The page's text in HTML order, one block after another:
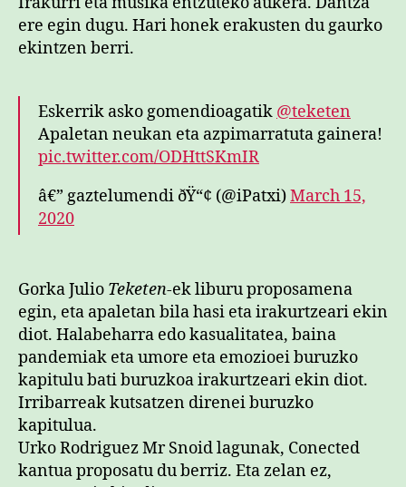
ere egin dugu. Hari honek erakusten du gaurko
ekintzen berri.
Eskerrik asko gomendioagatik @teketen
Apaletan neukan eta azpimarratuta gainera!
pic.twitter.com/ODHttSKmIR
â€” gaztelumendi ðŸ“¢ (@iPatxi)March 15,
2020
Gorka Julio Teketen-ek liburu proposamena
egin, eta apaletan bila hasi eta irakurtzeari ekin
diot. Halabeharra edo kasualitatea, baina
pandemiak eta umore eta emozioei buruzko
kapitulu bati buruzkoa irakurtzeari ekin diot.
Irribarreak kutsatzen direnei buruzko
kapitulua.
Urko Rodriguez Mr Snoid lagunak, Conected
kantua proposatu du berriz. Eta zelan ez,